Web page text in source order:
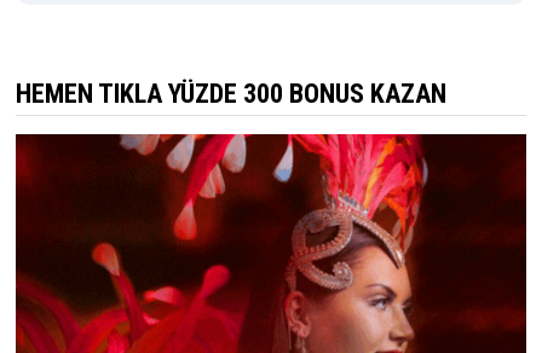
HEMEN TIKLA YÜZDE 300 BONUS KAZAN